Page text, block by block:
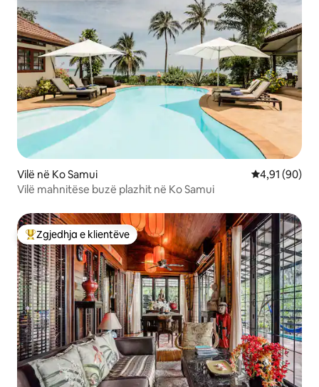
Vilë në Ko Samui Vlerësimi
4,91 (90)
Vilë mahnitëse buzë plazhit në Ko Samui
Më të mirat e zgjedhjeve të klientëve
Zgjedhja e klientëve